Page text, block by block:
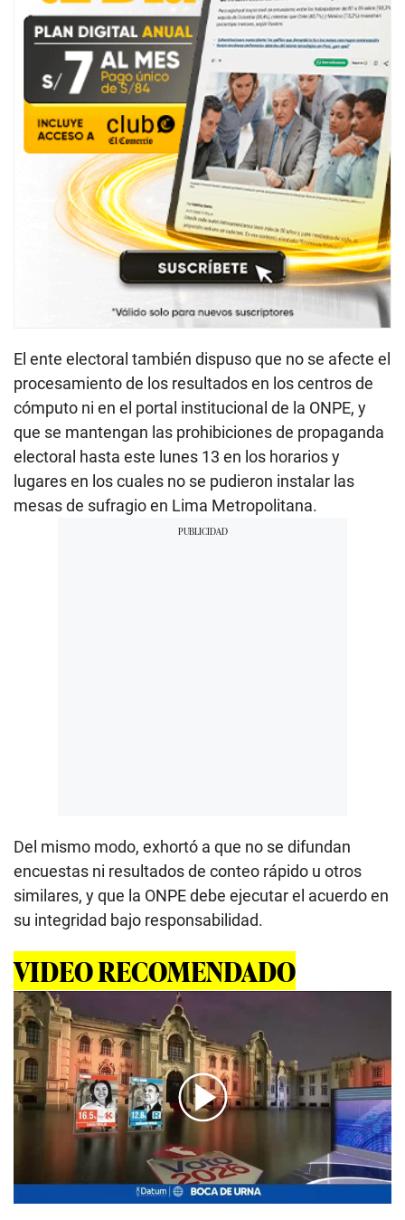
El ente electoral también dispuso que no se afecte el
procesamiento de los resultados en los centros de
cómputo ni en el portal institucional de la ONPE, y
que se mantengan las prohibiciones de propaganda
electoral hasta este lunes 13 en los horarios y
lugares en los cuales no se pudieron instalar las
mesas de sufragio en Lima Metropolitana.
Del mismo modo, exhortó a que no se difundan
encuestas ni resultados de conteo rápido u otros
similares, y que la ONPE debe ejecutar el acuerdo en
su integridad bajo responsabilidad.
VIDEO RECOMENDADO
00:00/02:28